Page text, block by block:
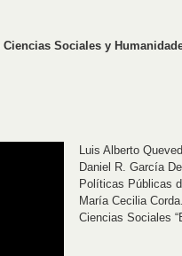
Ciencias Sociales y
Luis Alberto
Daniel R. García
Políticas Públicas
María Cecilia
Ciencias Sociales